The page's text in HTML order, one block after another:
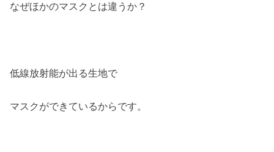
なぜほかのマスクとは違うか？
低線放射能が出る生地で
マスクができているからです。